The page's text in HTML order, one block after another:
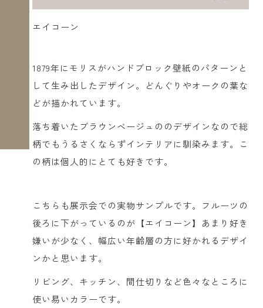
エイコーン
1879年にモリスがハンドブロック壁紙のパターンと
して生み出したデザイン。どんぐりやオークの葉な
どが描かれています。
落ち着いたブラウンベージュののデザインなので総
柄でもうるさくならずインテリアに馴染みます。こ
の柄は個人的にとても好きです。
こちらも展示会での実物サンプルです。フルーツの
後ろに下がっているのが【エイコーン】あまり好き
嫌いが少なく、幅広い年齢層の方に好かれるデザイ
ンかと思います。
リビング、キッチン、間仕切りなど色々なところに
使い易いカラーです。